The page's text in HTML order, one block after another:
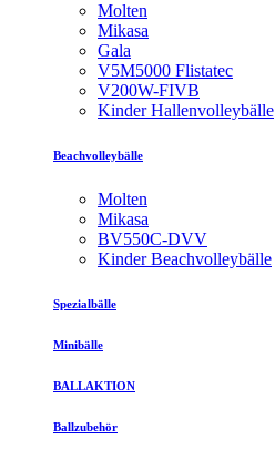
Molten
Mikasa
Gala
V5M5000 Flistatec
V200W-FIVB
Kinder Hallenvolleybälle
Beachvolleybälle
Molten
Mikasa
BV550C-DVV
Kinder Beachvolleybälle
Spezialbälle
Minibälle
BALLAKTION
Ballzubehör